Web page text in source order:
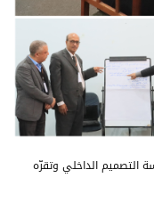
التصميم الداخلي وتقرّه